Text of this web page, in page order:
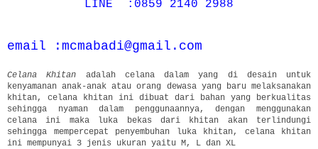
LINE :0859 2140 2988
email :mcmabadi@gmail.com
Celana Khitan adalah celana dalam yang di desain untuk
kenyamanan anak-anak atau orang dewasa yang baru melaksanakan
khitan, celana khitan ini dibuat dari bahan yang berkualitas
sehingga nyaman dalam penggunaannya, dengan menggunakan
celana ini maka luka bekas dari khitan akan terlindungi
sehingga mempercepat penyembuhan luka khitan, celana khitan
ini mempunyai 3 jenis ukuran yaitu M, L dan XL